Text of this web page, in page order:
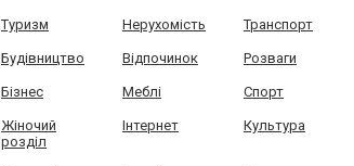
Туризм Нерухомість Транспорт
Будівництво Відпочинок Розваги
Бізнес Меблі Спорт
Жіночий
розділ
Інтернет Культура